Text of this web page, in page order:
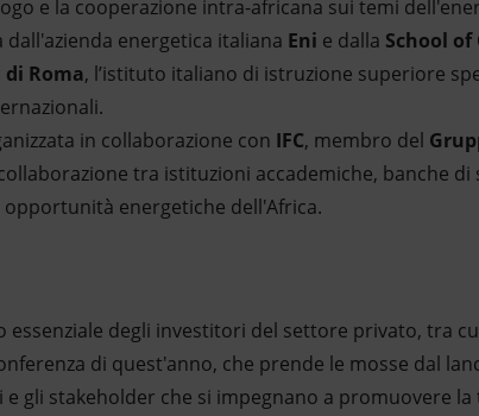
e la cooperazione intra-africana sui temi
energetica italiana Eni e dalla School
Roma, l’istituto italiano di istruzione superiore
in collaborazione con IFC, membro del
tra istituzioni accademiche, banche
energetiche dell'Africa.
essenziale degli investitori del settore privato, tra
di quest'anno, che prende le mosse dal
gli stakeholder che si impegnano a promuovere